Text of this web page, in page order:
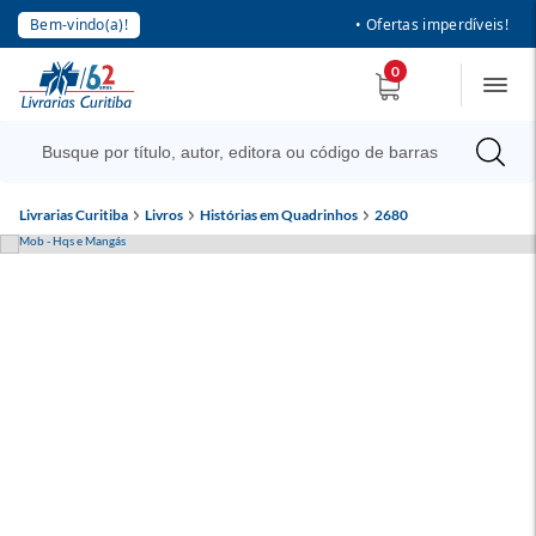
Bem-vindo(a)! • Ofertas imperdíveis!
0
Livrarias Curitiba Livros Histórias em Quadrinhos 2680